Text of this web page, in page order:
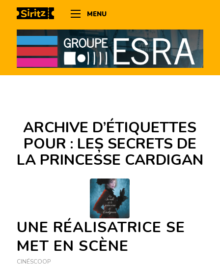
MENU
ARCHIVE D’ÉTIQUETTES
POUR : LEȘ SECRETS DE
LA PRINCESSE CARDIGAN
UNE RÉALISATRICE SE
MET EN SCÈNE
CINÉSCOOP